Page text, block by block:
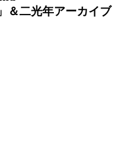
＆二光年アーカイブ